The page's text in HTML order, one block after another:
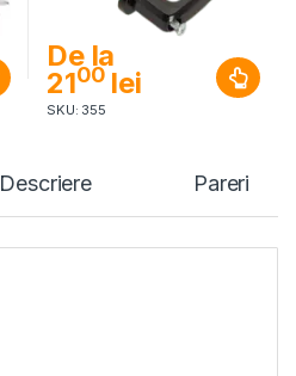
De la
2100 lei
SKU: 355
Descriere Pareri